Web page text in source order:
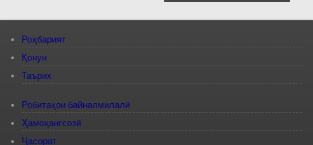
Роҳбарият
Қонун
Таърих
Робитаҳои байналмилалӣ
Ҳамоҳангсозӣ
Ҷасорат